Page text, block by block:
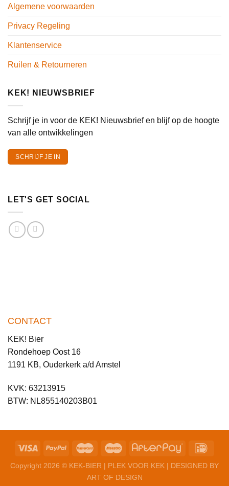
Algemene voorwaarden
Privacy Regeling
Klantenservice
Ruilen & Retourneren
KEK! NIEUWSBRIEF
Schrijf je in voor de KEK! Nieuwsbrief en blijf op de hoogte
van alle ontwikkelingen
SCHRIJF JE IN
LET'S GET SOCIAL
CONTACT
KEK! Bier
Rondehoep Oost 16
1191 KB, Ouderkerk a/d Amstel
KVK: 63213915
BTW: NL855140203B01
Copyright 2026 © KEK-BIER | PLEK VOOR KEK | DESIGNED BY
ART OF DESIGN